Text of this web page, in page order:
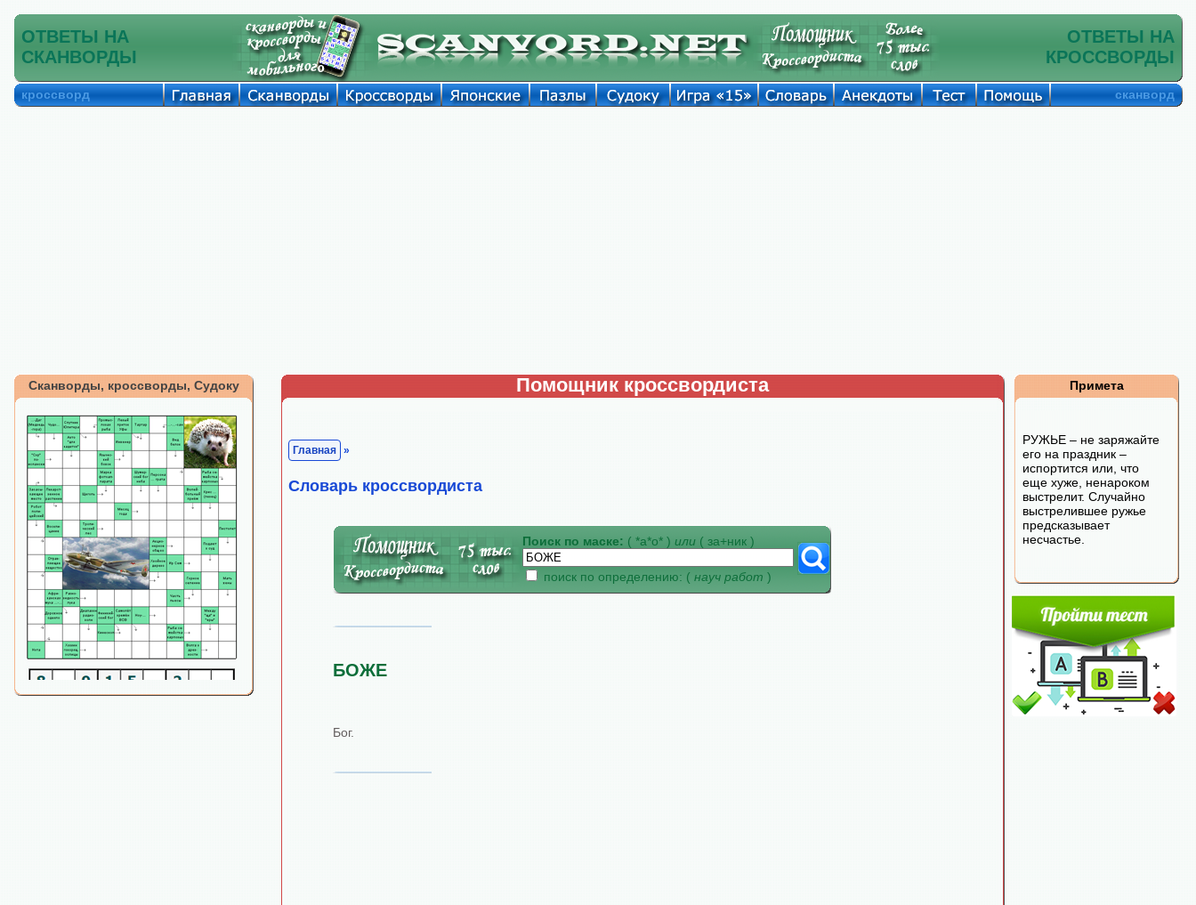
ОТВЕТЫ НА
СКАНВОРДЫ
ОТВЕТЫ НА
КРОССВОРДЫ
кроссворд сканворд
Сканворды, кроссворды, Судоку Помощник кроссвордиста
Главная »
Cловарь кроссвордиста
Поиск по маске: ( *а*о* ) или ( за+ник )
поиск по определению: ( науч работ )
БОЖЕ
Бог.
Примета
РУЖЬЕ – не заряжайте
его на праздник –
испортится или, что
еще хуже, ненароком
выстрелит. Случайно
выстрелившее ружье
предсказывает
несчастье.